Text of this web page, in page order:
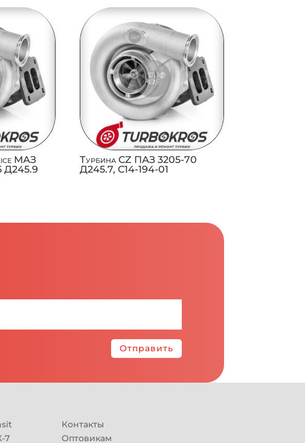
МАЗ
Д245.9
Турбина CZ ПАЗ 3205-70
Д245.7, C14-194-01
Отправить
7
Контакты
Оптовикам